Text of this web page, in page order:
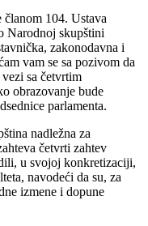
članom 104. Ustava
Narodnoj skupštini
zakonodavna i
vam se sa pozivom da
sa četvrtim
obrazovanje bude
parlamenta.
nadležna za
četvrti zahtev
u svojoj konkretizaciji,
navodeći da su, za
izmene i dopune